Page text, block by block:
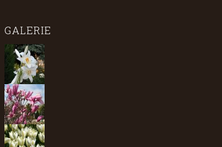
GALERIE